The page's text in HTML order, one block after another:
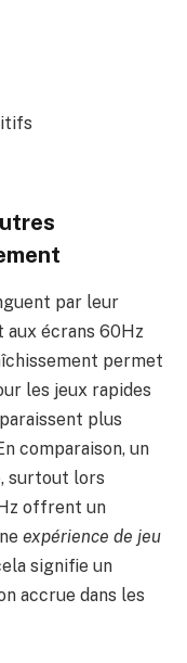
par leur
écrans 60Hz
permet
les jeux rapides
plus
comparaison, un
surtout lors
offrent un
expérience de jeu
signifie un
accrue dans les